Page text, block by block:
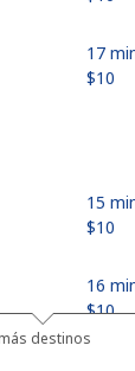
17
⁦$10⁩
15
⁦$10⁩
16
⁦$10⁩
destinos